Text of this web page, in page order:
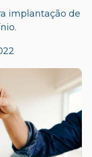
implantação de